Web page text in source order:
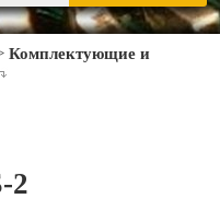
Комплектующие и
2